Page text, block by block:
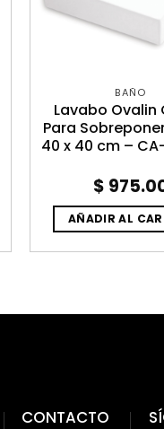
BAÑO
Lavabo Ovalin
Para
40 x 40 cm –
$
AÑADIR AL
CONTACTO